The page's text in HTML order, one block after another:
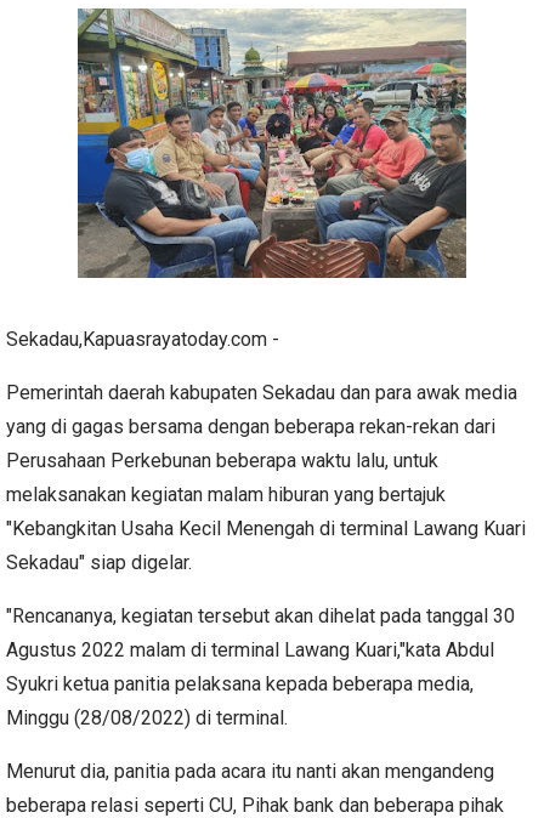
Sekadau,Kapuasrayatoday.com -
Pemerintah daerah kabupaten Sekadau dan para awak media
yang di gagas bersama dengan beberapa rekan-rekan dari
Perusahaan Perkebunan beberapa waktu lalu, untuk
melaksanakan kegiatan malam hiburan yang bertajuk
"Kebangkitan Usaha Kecil Menengah di terminal Lawang Kuari
Sekadau" siap digelar.
"Rencananya, kegiatan tersebut akan dihelat pada tanggal 30
Agustus 2022 malam di terminal Lawang Kuari,"kata Abdul
Syukri ketua panitia pelaksana kepada beberapa media,
Minggu (28/08/2022) di terminal.
Menurut dia, panitia pada acara itu nanti akan mengandeng
beberapa relasi seperti CU, Pihak bank dan beberapa pihak